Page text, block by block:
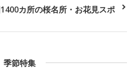
カ所の桜名所・お花見スポ
季節特集